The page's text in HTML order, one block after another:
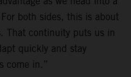
both sides, this is about
That continuity puts us in
quickly and stay
come in.”